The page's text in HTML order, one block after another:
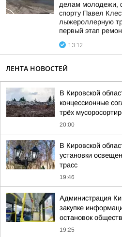
делам молодежи,
спорту Павел
лыжероллерную
первый этап
13:12
ЛЕНТА НОВОСТЕЙ
В Кировской
концессионные
трёх
20:00
В Кировской
установки
трасс
19:46
Администрация
закупке
остановок
19:25